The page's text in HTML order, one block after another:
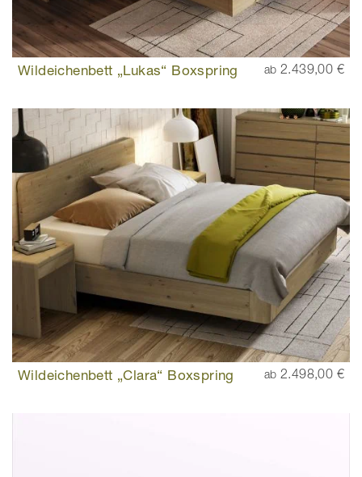
Wildeichenbett „Lukas“ Boxspring ab 2.439,00 €
Wildeichenbett „Clara“ Boxspring ab 2.498,00 €